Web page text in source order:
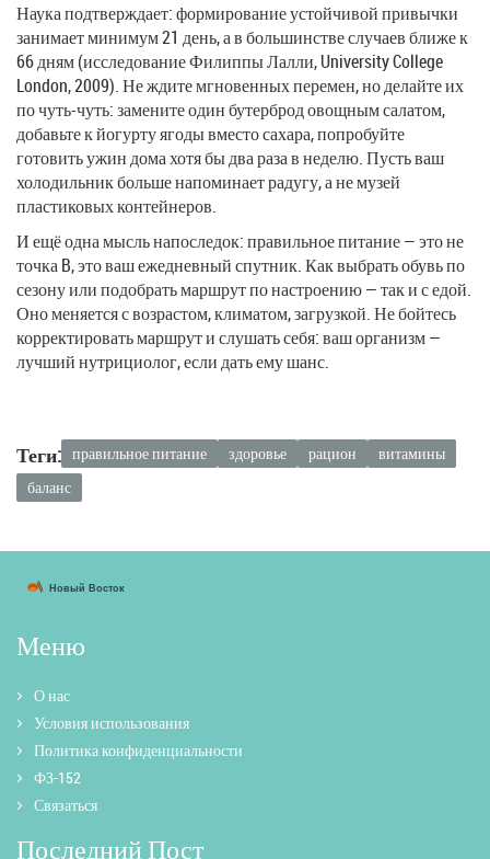
Наука подтверждает: формирование устойчивой привычки
занимает минимум 21 день, а в большинстве случаев ближе к
66 дням (исследование Филиппы Лалли, University College
London, 2009). Не ждите мгновенных перемен, но делайте их
по чуть-чуть: замените один бутерброд овощным салатом,
добавьте к йогурту ягоды вместо сахара, попробуйте
готовить ужин дома хотя бы два раза в неделю. Пусть ваш
холодильник больше напоминает радугу, а не музей
пластиковых контейнеров.
И ещё одна мысль напоследок: правильное питание — это не
точка B, это ваш ежедневный спутник. Как выбрать обувь по
сезону или подобрать маршрут по настроению — так и с едой.
Оно меняется с возрастом, климатом, загрузкой. Не бойтесь
корректировать маршрут и слушать себя: ваш организм —
лучший нутрициолог, если дать ему шанс.
Теги: правильное питание здоровье рацион
витамины
баланс
Меню
О нас
Условия использования
Политика конфиденциальности
ФЗ-152
Связаться
Последний Пост